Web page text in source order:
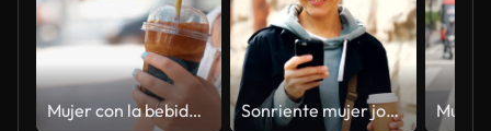
Mujer con la bebida de chocolate en la calle Sonriente mujer joven de gafas está utilizando smartphone mirando la pantalla mientras camina al aire libre en la ciudad con el café para llevar. Concepto de estilo de vida, calle y tecnología juvenil.